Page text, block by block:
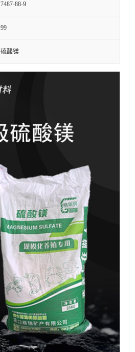
7487-88-9
99
硫酸镁